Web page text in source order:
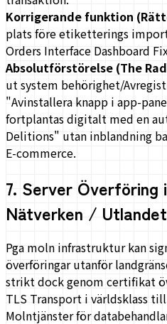
Korrigerande funktion
plats före etiketterings
Orders Interface Dashboard
Absolutförstörelse (The
ut system behörighet/
"Avinstallera knapp i app-
fortplantas digitalt med en
Delitions" utan inblandning
E-commerce.
7. Server Överföring
Nätverken / Utlandet
Pga moln infrastruktur kan
överföringar utanför
strikt dock genom certifikat
TLS Transport i världsklass
Molntjänster för